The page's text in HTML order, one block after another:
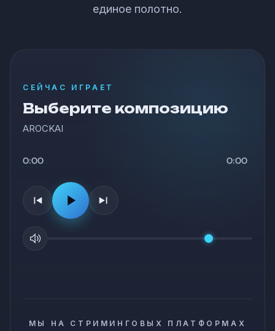
единое полотно.
СЕЙЧАС ИГРАЕТ
Выберите композицию
AROCKAI
0:00 0:00
МЫ НА СТРИМИНГОВЫХ ПЛАТФОРМАХ